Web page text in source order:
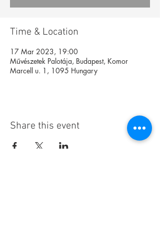
Time & Location
17 Mar 2023, 19:00
Művészetek Palotája, Budapest, Komor
Marcell u. 1, 1095 Hungary
Share this event